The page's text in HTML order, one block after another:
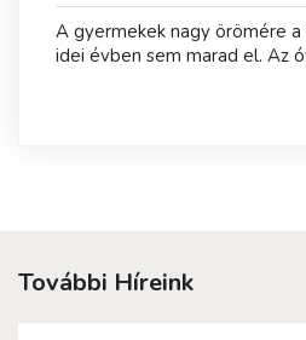
A gyermekek nagy örömére
idei évben sem marad el. Az
További Híreink